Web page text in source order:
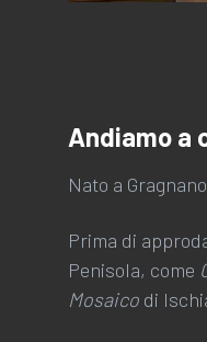
Andiamo a
Nato a
Prima di
Penisola, come
Mosaico di